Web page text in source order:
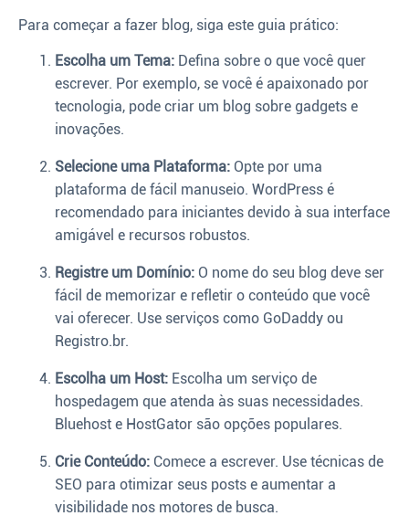
Para começar a fazer blog, siga este guia prático:
Escolha um Tema: Defina sobre o que você quer
escrever. Por exemplo, se você é apaixonado por
tecnologia, pode criar um blog sobre gadgets e
inovações.
Selecione uma Plataforma: Opte por uma
plataforma de fácil manuseio. WordPress é
recomendado para iniciantes devido à sua interface
amigável e recursos robustos.
Registre um Domínio: O nome do seu blog deve ser
fácil de memorizar e refletir o conteúdo que você
vai oferecer. Use serviços como GoDaddy ou
Registro.br.
Escolha um Host: Escolha um serviço de
hospedagem que atenda às suas necessidades.
Bluehost e HostGator são opções populares.
Crie Conteúdo: Comece a escrever. Use técnicas de
SEO para otimizar seus posts e aumentar a
visibilidade nos motores de busca.